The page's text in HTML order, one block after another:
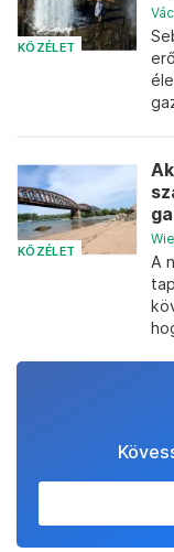
KÖZÉLET
KÖZÉLET
A